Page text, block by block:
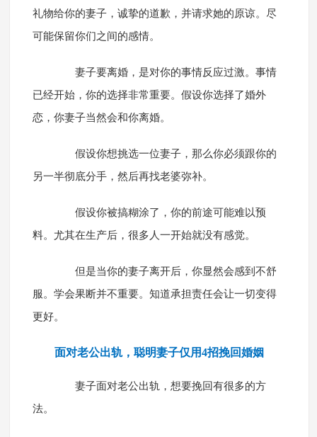
礼物给你的妻子，诚挚的道歉，并请求她的原谅。尽
可能保留你们之间的感情。
妻子要离婚，是对你的事情反应过激。事情
已经开始，你的选择非常重要。假设你选择了婚外
恋，你妻子当然会和你离婚。
假设你想挑选一位妻子，那么你必须跟你的
另一半彻底分手，然后再找老婆弥补。
假设你被搞糊涂了，你的前途可能难以预
料。尤其在生产后，很多人一开始就没有感觉。
但是当你的妻子离开后，你显然会感到不舒
服。学会果断并不重要。知道承担责任会让一切变得
更好。
面对老公出轨，聪明妻子仅用4招挽回婚姻
妻子面对老公出轨，想要挽回有很多的方
法。